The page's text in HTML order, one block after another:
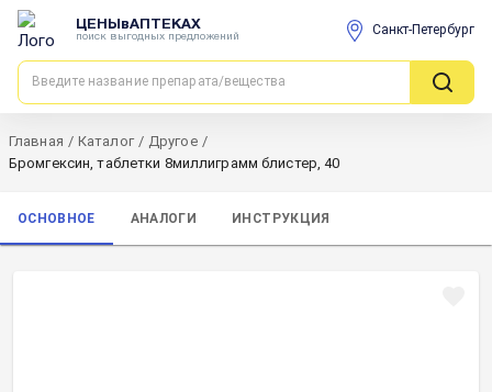
ЦЕНЫвАПТЕКАХ
поиск выгодных предложений Санкт-Петербург
Главная / Каталог / Другое /
Бромгексин, таблетки 8миллиграмм блистер, 40
ОСНОВНОЕ АНАЛОГИ ИНСТРУКЦИЯ